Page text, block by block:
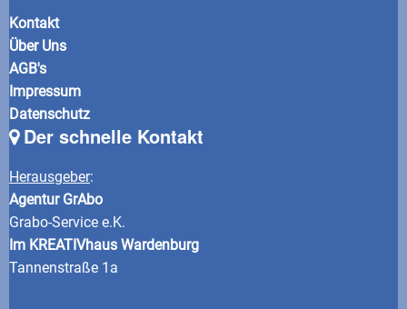
Kontakt
Über Uns
AGB's
Impressum
Datenschutz
Der schnelle Kontakt
Herausgeber:
Agentur GrAbo
Grabo-Service e.K.
Im KREATIVhaus Wardenburg
Tannenstraße 1a